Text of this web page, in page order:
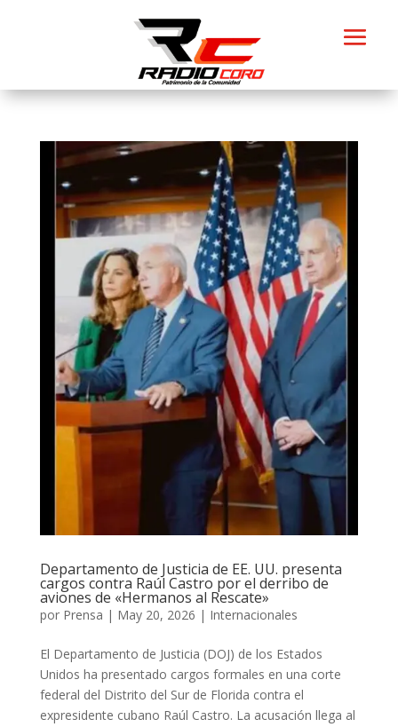
​Departamento de Justicia de EE. UU. presenta
cargos contra Raúl Castro por el derribo de
aviones de «Hermanos al Rescate»
por Prensa | May 20, 2026 | Internacionales
El Departamento de Justicia (DOJ) de los Estados
Unidos ha presentado cargos formales en una corte
federal del Distrito del Sur de Florida contra el
expresidente cubano Raúl Castro. La acusación llega al